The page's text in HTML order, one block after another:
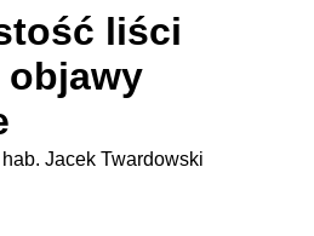
liści
hab. Jacek Twardowski